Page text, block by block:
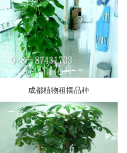
成都植物租摆品种